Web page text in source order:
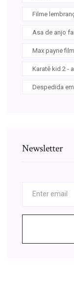
Filme
Asa de anjo
Max payne
Karatê kid 2 -
Despedida
Newsletter